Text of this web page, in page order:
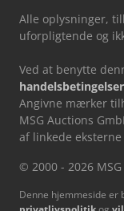
Alle oplysninger,
uforpligtende og
Ved at benytte
handelsbetingelser
Angivne mærker
MSG Auctions
af linkede
© 2000 - 2026
Denne hjemmeside er